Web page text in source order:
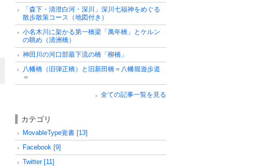
「森下・清澄白河・深川」深川七福神をめぐる
散歩散策コース（地図付き）
小名木川に架かる第一橋梁「萬年橋」とケルン
の眺め（清洲橋）
神田川の河口部最下流の橋「柳橋」
八幡橋（旧弾正橋）と旧新田橋＝八幡堀遊歩道
＝
全ての記事一覧を見る
カテゴリ
MovableType覚書 [13]
Facebook [9]
Twitter [11]